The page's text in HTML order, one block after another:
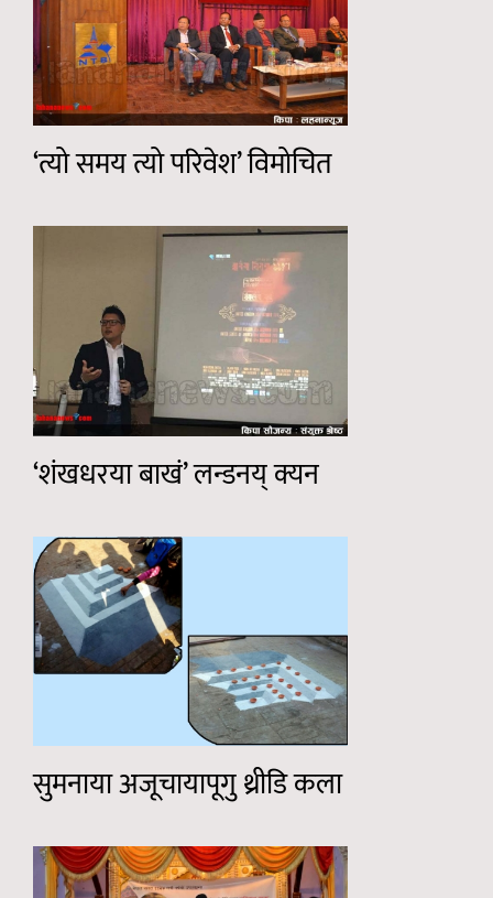
‘त्यो समय त्यो परिवेश’ विमोचित
‘शंखधरया बाखं’ लन्डनय् क्यन
सुमनाया अजूचायापूगु थ्रीडि कला